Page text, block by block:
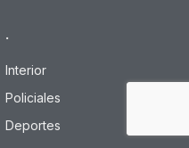
.
Interior
Policiales
Deportes